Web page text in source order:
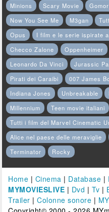
Minions Scary Movie
Now You See Me
M3gan
Opus
I film e le serie ispirate
Checco Zalone
Oppenheimer
Leonardo Da Vinci
Jurassic
Pirati dei Caraibi
007 James
Indiana Jones
Unbreakable
Millennium
Teen movie italiani
Tutti i film del Marvel Cinematic
Alice nel paese delle meraviglie
Terminator
Rocky
Home | Cinema | Database |
MYMOVIESLIVE | Dvd | Tv |
Trailer |Colonne sonore |